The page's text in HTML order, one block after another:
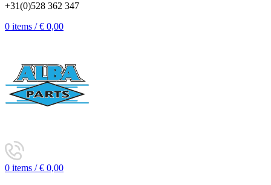
+31(0)528 362 347
0 items / € 0,00
0 items / € 0,00